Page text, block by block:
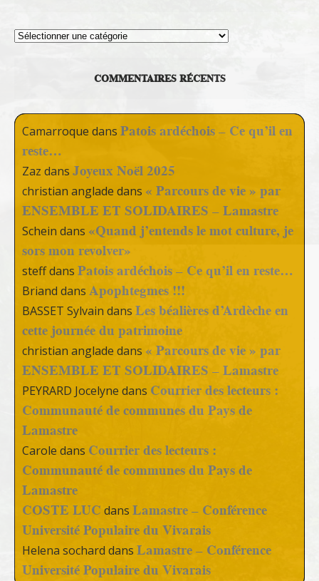
Thèmes
COMMENTAIRES RÉCENTS
Camarroque dans Patois ardéchois – Ce qu’il en
reste…
Zaz dans Joyeux Noël 2025
christian anglade dans « Parcours de vie » par
ENSEMBLE ET SOLIDAIRES – Lamastre
Schein dans «Quand j’entends le mot culture, je
sors mon revolver»
steffdans Patois ardéchois – Ce qu’il en reste…
Briand dans Apophtegmes !!!
BASSET Sylvain dans Les béalières d’Ardèche en
cette journée du patrimoine
christian anglade dans « Parcours de vie » par
ENSEMBLE ET SOLIDAIRES – Lamastre
PEYRARD Jocelyne dans Courrier des lecteurs :
Communauté de communes du Pays de
Lamastre
Carole dans Courrier des lecteurs :
Communauté de communes du Pays de
Lamastre
COSTE LUC dans Lamastre – Conférence
Université Populaire du Vivarais
Helena sochard dans Lamastre – Conférence
Université Populaire du Vivarais